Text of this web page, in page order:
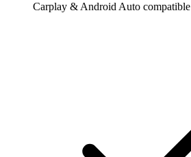
Carplay & Android Auto compatible